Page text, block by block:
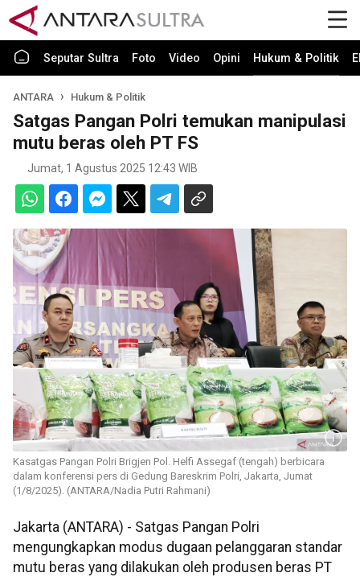
Seputar Sultra Foto Video Opini Hukum & Politik
ANTARA Hukum & Politik
Satgas Pangan Polri temukan manipulasi
mutu beras oleh PT FS
Jumat, 1 Agustus 2025 12:43 WIB
Kasatgas Pangan Polri Brigjen Pol. Helfi Assegaf (tengah) berbicara
dalam konferensi pers di Gedung Bareskrim Polri, Jakarta, Jumat
(1/8/2025). (ANTARA/Nadia Putri Rahmani)
Jakarta (ANTARA) - Satgas Pangan Polri
mengungkapkan modus dugaan pelanggaran standar
mutu beras yang dilakukan oleh produsen beras PT